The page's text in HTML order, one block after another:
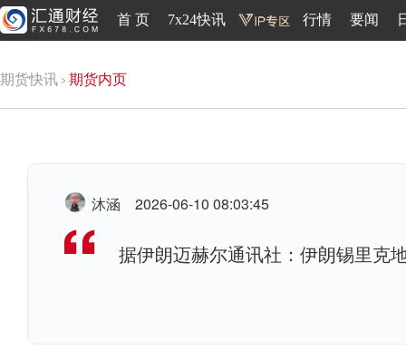
首 页 7x24快讯 行情 要闻
期货快讯 期货内页
沐涵 2026-06-10 08:03:45
据伊朗迈赫尔通讯社：伊朗锡里克